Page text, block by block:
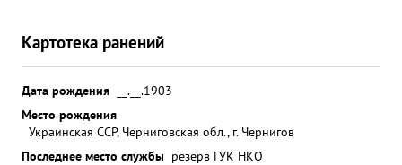
Картотека ранений
Дата рождения
__.__.1903
Место рождения
Украинская ССР, Черниговская обл., г. Чернигов
Последнее место службы резерв ГУК НКО